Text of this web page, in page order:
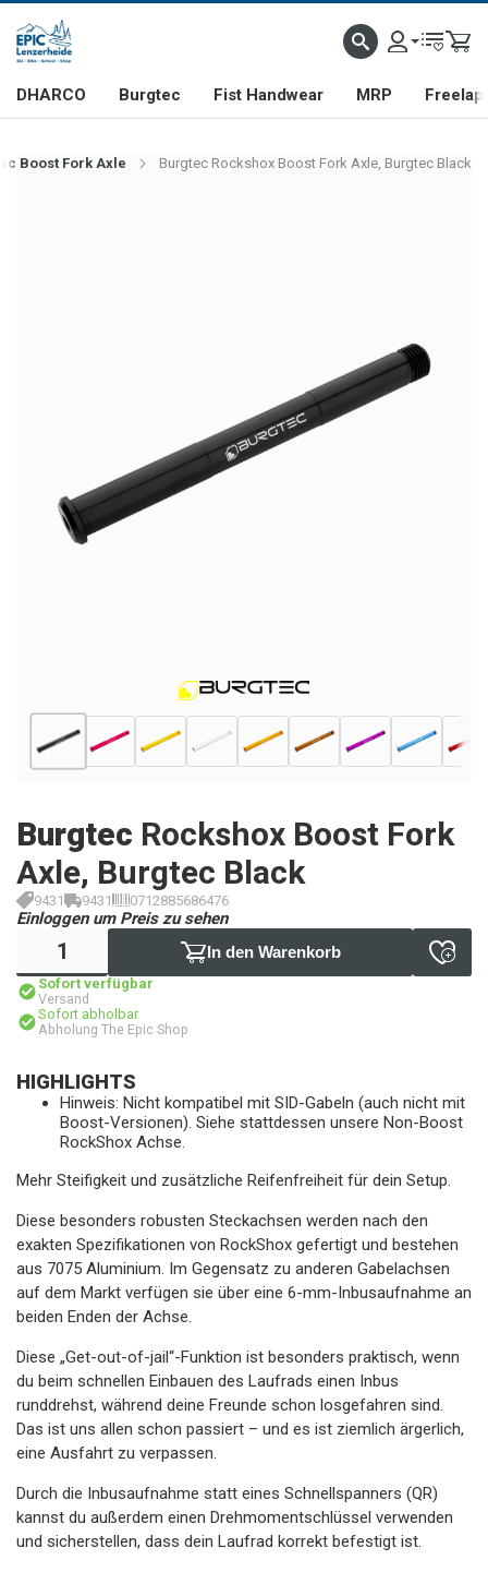
DHARCO Burgtec Fist Handwear MRP Freelap
Boost Fork Axle Burgtec Rockshox Boost Fork Axle, Burgtec Black
Burgtec Rockshox Boost Fork
Axle, Burgtec Black
9431 9431 0712885686476
Einloggen um Preis zu sehen
In den Warenkorb
Sofort verfügbar
Versand
Sofort abholbar
Abholung The Epic Shop
HIGHLIGHTS
Hinweis: Nicht kompatibel mit SID-Gabeln (auch nicht mit
Boost-Versionen). Siehe stattdessen unsere Non-Boost
RockShox Achse.
Mehr Steifigkeit und zusätzliche Reifenfreiheit für dein Setup.
Diese besonders robusten Steckachsen werden nach den
exakten Spezifikationen von RockShox gefertigt und bestehen
aus 7075 Aluminium. Im Gegensatz zu anderen Gabelachsen
auf dem Markt verfügen sie über eine 6-mm-Inbusaufnahme an
beiden Enden der Achse.
Diese „Get-out-of-jail“-Funktion ist besonders praktisch, wenn
du beim schnellen Einbauen des Laufrads einen Inbus
runddrehst, während deine Freunde schon losgefahren sind.
Das ist uns allen schon passiert – und es ist ziemlich ärgerlich,
eine Ausfahrt zu verpassen.
Durch die Inbusaufnahme statt eines Schnellspanners (QR)
kannst du außerdem einen Drehmomentschlüssel verwenden
und sicherstellen, dass dein Laufrad korrekt befestigt ist.